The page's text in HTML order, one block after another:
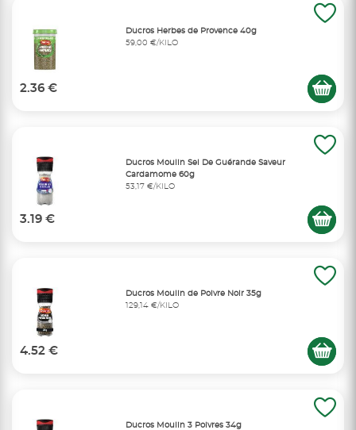
Ducros Herbes de Provence 40g
59,00 €/KILO
2.36 €
Ducros Moulin Sel De Guérande Saveur
Cardamome 60g
53,17 €/KILO
3.19 €
Ducros Moulin de Poivre Noir 35g
129,14 €/KILO
4.52 €
Ducros Moulin 3 Poivres 34g